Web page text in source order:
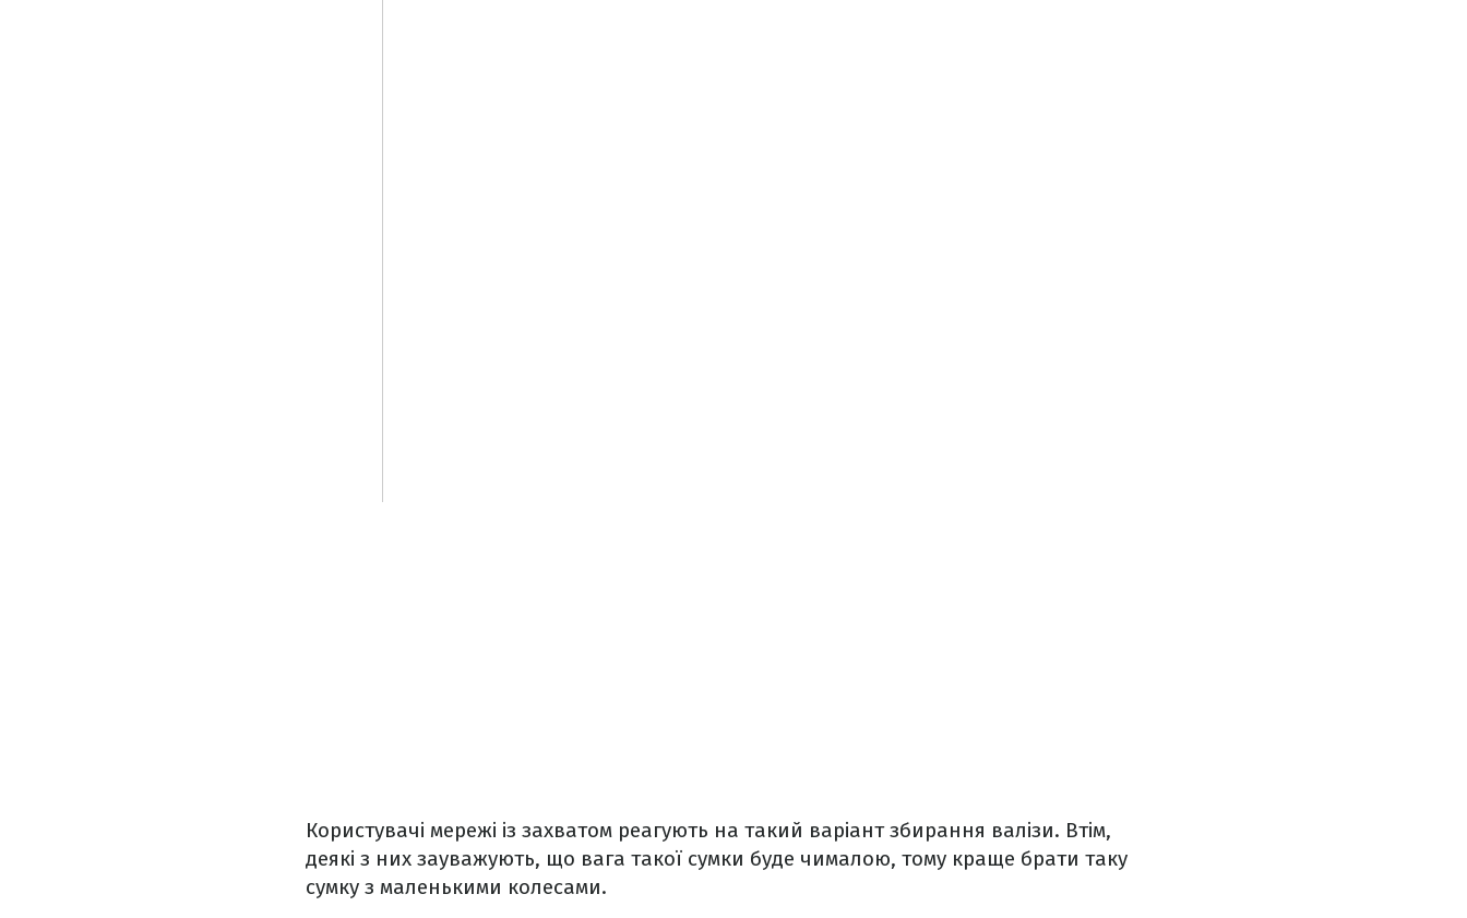
Користувачі мережі із захватом реагують на такий варіант збирання валізи. Втім,
деякі з них зауважують, що вага такої сумки буде чималою, тому краще брати таку
сумку з маленькими колесами.